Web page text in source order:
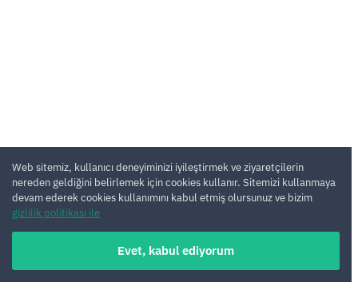
Web sitemiz, kullanıcı deneyiminizi iyileştirmek ve ziyaretçilerin
nereden geldiğini belirlemek için cookies kullanır. Sitemizi kullanmaya
devam ederek cookies kullanımını kabul etmiş olursunuz ve bizim
gizlilik politikası ile
Evet, kabul ediyorum